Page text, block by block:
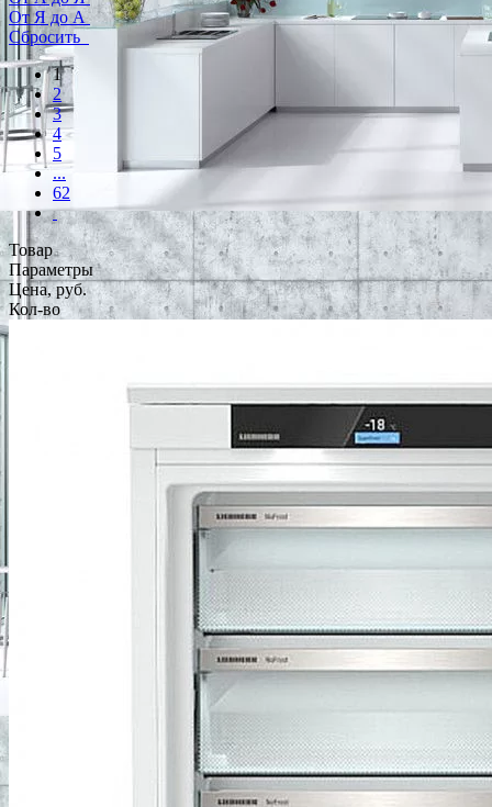
От Я до А
Сбросить
1
2
3
4
5
...
62
Товар
Параметры
Цена, руб.
Кол-во